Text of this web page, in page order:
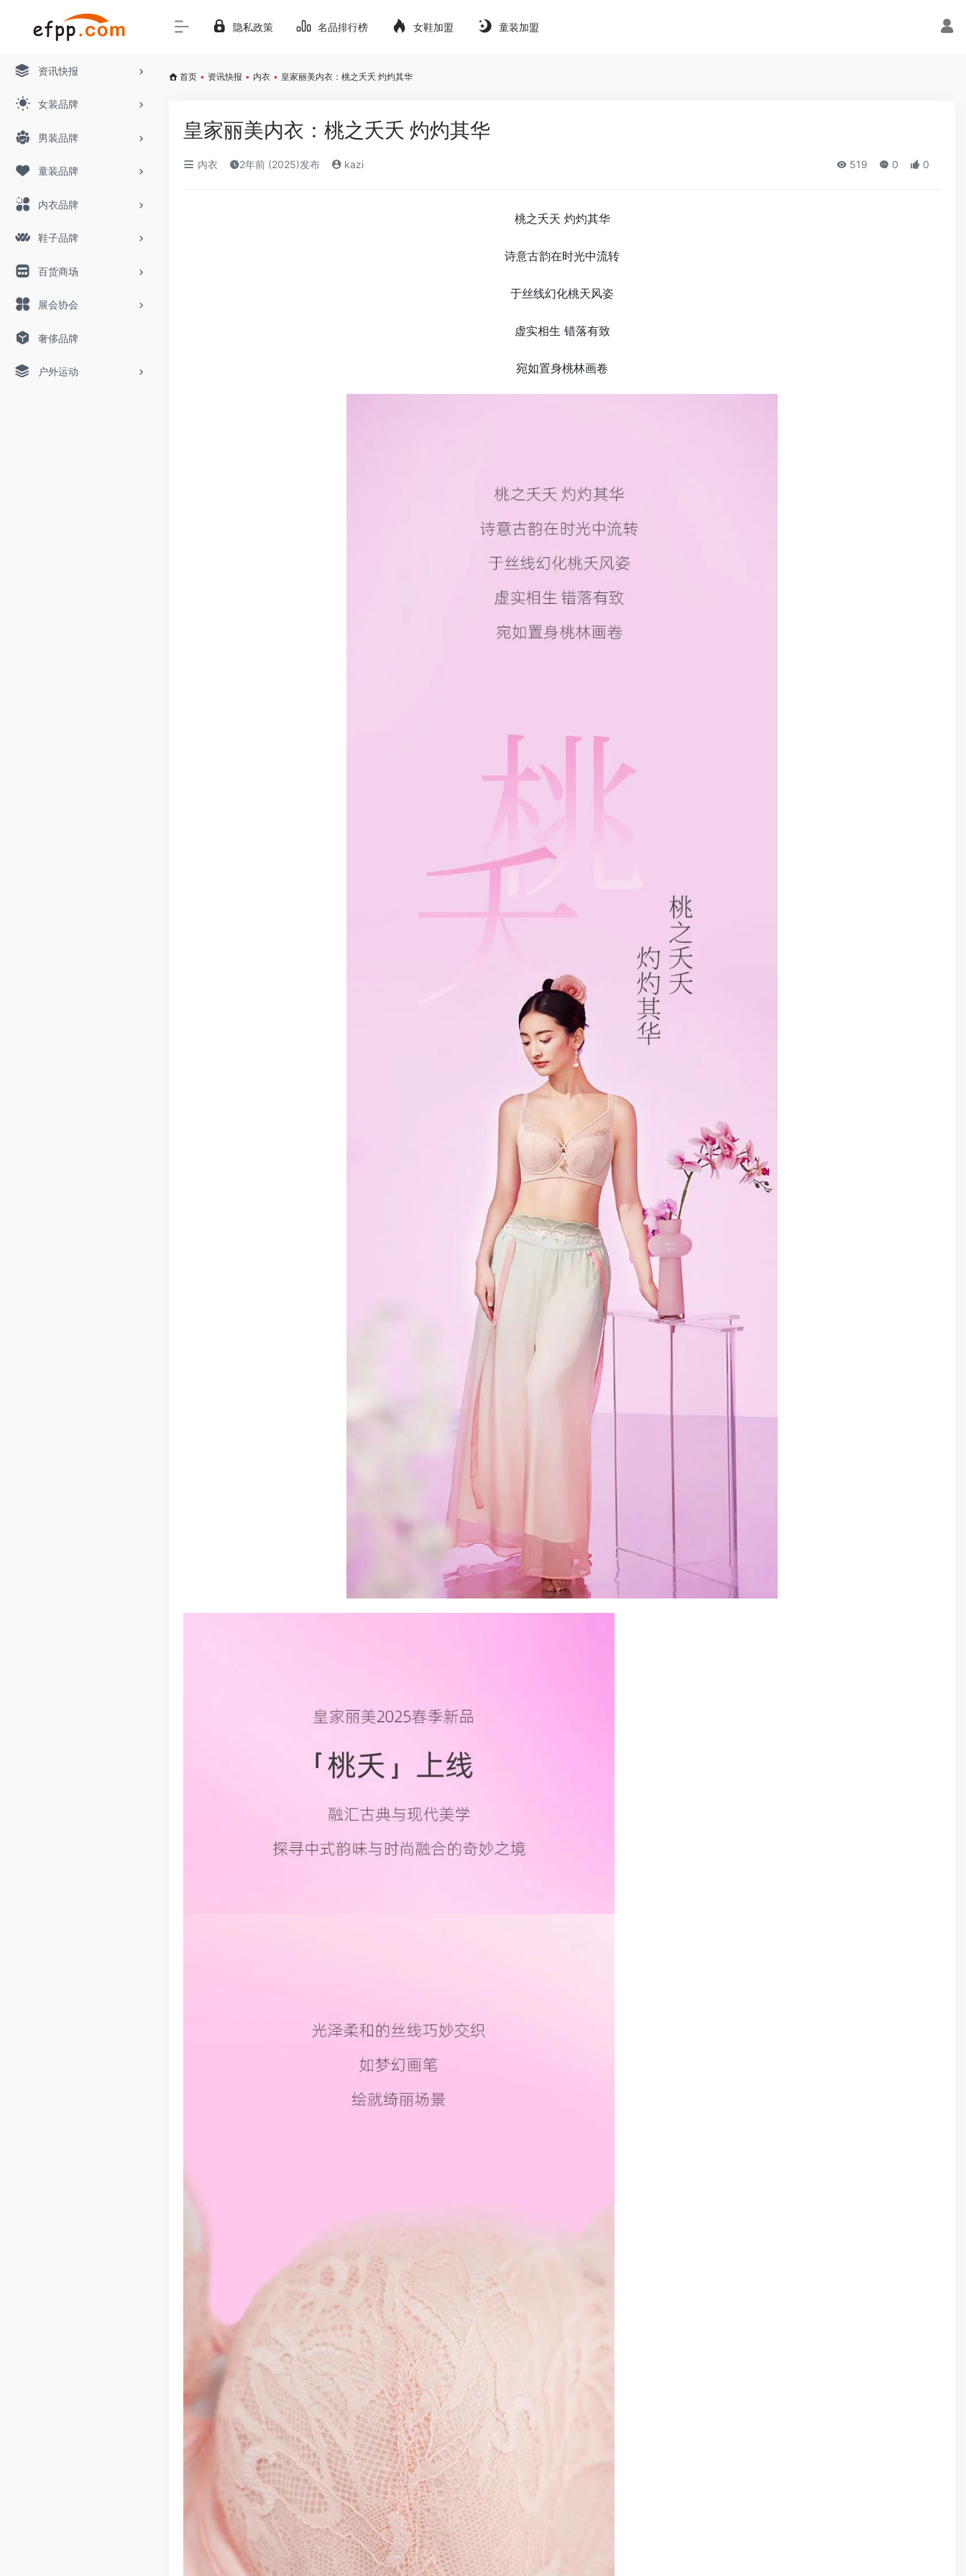
资讯快报
女装品牌
男装品牌
童装品牌
内衣品牌
鞋子品牌
百货商场
展会协会
奢侈品牌
户外运动
隐私政策 名品排行榜 女鞋加盟 童装加盟
首页 • 资讯快报 • 内衣 • 皇家丽美内衣：桃之夭夭 灼灼其华
皇家丽美内衣：桃之夭夭 灼灼其华
内衣 2年前 (2025)发布 kazi 519 0 0
桃之夭天 灼灼其华
诗意古韵在时光中流转
于丝线幻化桃天风姿
虚实相生 错落有致
宛如置身桃林画卷